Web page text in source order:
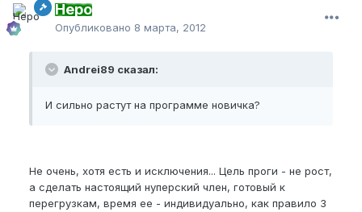
Неро
Опубликовано 8 марта, 2012
Andrei89 сказал:
И сильно растут на программе новичка?
Не очень, хотя есть и исключения... Цель проги - не рост,
а сделать настоящий нуперский член, готовый к
перегрузкам, время ее - индивидуально, как правило 3